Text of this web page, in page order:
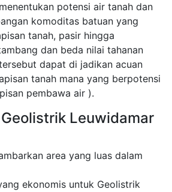
potensi air tanah dan
komoditas batuan yang
tanah, pasir hingga
dan beda nilai tahanan
dapat di jadikan acuan
tanah mana yang berpotensi
pembawa air ).
Leuwidamar
area yang luas dalam
ekonomis untuk Geolistrik